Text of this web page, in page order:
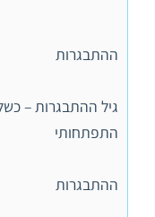
גיל ההתבגרות –
ב.